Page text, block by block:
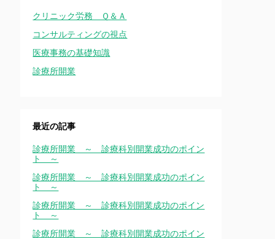
クリニック労務 Ｑ＆Ａ
コンサルティングの視点
医療事務の基礎知識
診療所開業
最近の記事
診療所開業 ～ 診療科別開業成功のポイン
ト ～
診療所開業 ～ 診療科別開業成功のポイン
ト ～
診療所開業 ～ 診療科別開業成功のポイン
ト ～
診療所開業 ～ 診療科別開業成功のポイン